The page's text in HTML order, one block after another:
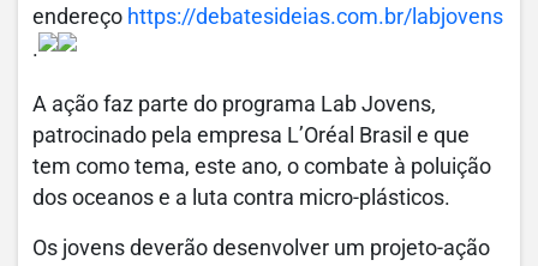
endereço https://debatesideias.com.br/labjovens
.
A ação faz parte do programa Lab Jovens,
patrocinado pela empresa L’Oréal Brasil e que
tem como tema, este ano, o combate à poluição
dos oceanos e a luta contra micro-plásticos.
Os jovens deverão desenvolver um projeto-ação